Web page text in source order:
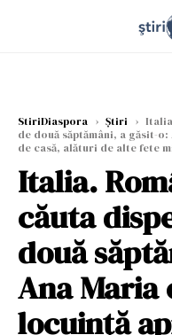
StiriDiaspora › Știri ›
de două săptămâni, a găsit-
de casă, alături de alte fete
Italia.
căuta
două
Ana
locuință